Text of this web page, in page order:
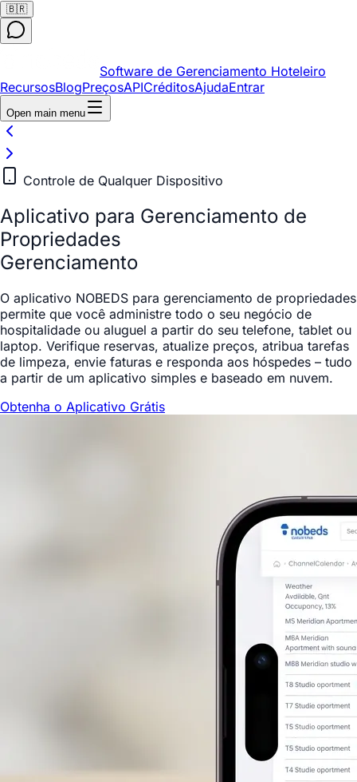
🇧🇷
Software de Gerenciamento Hoteleiro
RecursosBlogPreçosAPICréditosAjudaEntrar
Open main menu
Controle de Qualquer Dispositivo
Aplicativo para Gerenciamento de
Propriedades
Gerenciamento
O aplicativo NOBEDS para gerenciamento de propriedades
permite que você administre todo o seu negócio de
hospitalidade ou aluguel a partir do seu telefone, tablet ou
laptop. Verifique reservas, atualize preços, atribua tarefas
de limpeza, envie faturas e responda aos hóspedes – tudo
a partir de um aplicativo simples e baseado em nuvem.
Obtenha o Aplicativo Grátis